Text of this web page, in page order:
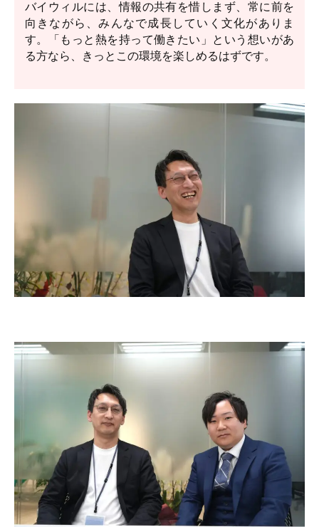
バイウィルには、情報の共有を惜しまず、常に前を
向きながら、みんなで成長していく文化がありま
す。「もっと熱を持って働きたい」という想いがあ
る方なら、きっとこの環境を楽しめるはずです。